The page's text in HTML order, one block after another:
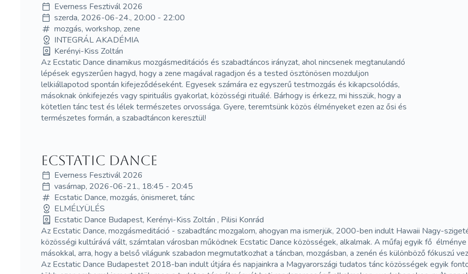
Everness Fesztivál 2026
szerda, 2026-06-24., 20:00 - 22:00
mozgás, workshop, zene
INTEGRÁL AKADÉMIA
Kerényi-Kiss Zoltán
Az Ecstatic Dance dinamikus mozgásmeditációs és szabadtáncos irányzat, ahol nincsenek megtanulandó
lépések egyszerűen hagyd, hogy a zene magával ragadjon és a tested ösztönösen mozduljon
lelkiállapotod spontán kifejeződéseként. Egyesek számára ez egyszerű testmozgás és kikapcsolódás,
másoknak önkifejezés vagy spirituális gyakorlat, közösségi rituálé. Bárhogy is érkezz, mi hisszük, hogy a
kötetlen tánc test és lélek természetes orvossága. Gyere, teremtsünk közös élményeket ezen az ősi és
természetes formán, a szabadtáncon keresztül!
Ecstatic Dance
Everness Fesztivál 2026
vasárnap, 2026-06-21., 18:45 - 20:45
Ecstatic Dance, mozgás, önismeret, tánc
ELMÉLYÜLÉS
Ecstatic Dance Budapest, Kerényi-Kiss Zoltán , Pilisi Konrád
Az Ecstatic Dance, mozgásmeditáció - szabadtánc mozgalom, ahogyan ma ismerjük, 2000-ben indult Hawaii Nagy-
közösségi kultúrává vált, számtalan városban működnek Ecstatic Dance közösségek, alkalmak. A műfaj egyik fő
másokkal, arra, hogy a belső világunk szabadon megmutatkozhat a táncban, mozgásban, a zenén és különböző fókuszú
Az Ecstatic Dance Budapestet 2018-ban indult útjára és napjainkra a Magyarországi tudatos tánc közösségek egyik